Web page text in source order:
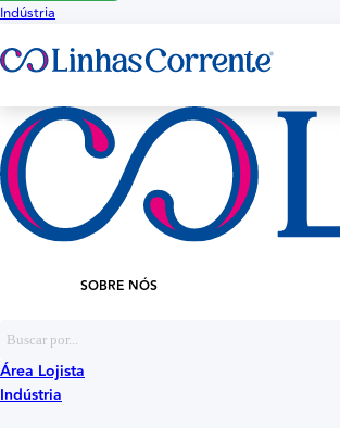
Indústria
SOBRE NÓS
Área Lojista
Indústria